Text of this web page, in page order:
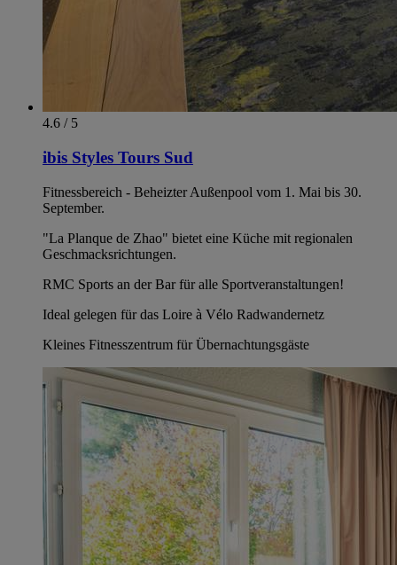
4.6 / 5
ibis Styles Tours Sud
Fitnessbereich - Beheizter Außenpool vom 1. Mai bis 30.
September.
"La Planque de Zhao" bietet eine Küche mit regionalen
Geschmacksrichtungen.
RMC Sports an der Bar für alle Sportveranstaltungen!
Ideal gelegen für das Loire à Vélo Radwandernetz
Kleines Fitnesszentrum für Übernachtungsgäste